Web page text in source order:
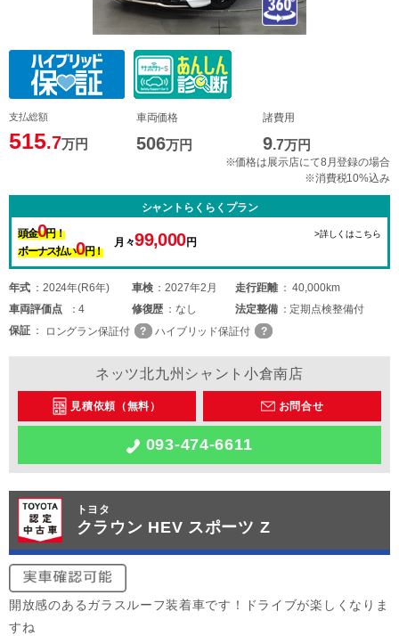
支払総額
515.7万円
車両価格
506万円
諸費用
9.7万円
※価格は展示店にて8月登録の場合
※消費税10%込み
シャントらくらくプラン
頭金0円！
ボーナス払い0円！
月々99,000円
>詳しくはこちら
年式 2024年(R6年) 車検 2027年2月 走行距離
40,000km
車両評価点 4 修復歴 なし 法定整備
定期点検整備付
保証
ロングラン保証付 ハイブリッド保証付
ネッツ北九州シャント小倉南店
見積依頼（無料） お問合せ
093-474-6611
トヨタ
クラウン HEV スポーツ Z
開放感のあるガラスルーフ装着車です！ドライブが楽しくなりま
すね